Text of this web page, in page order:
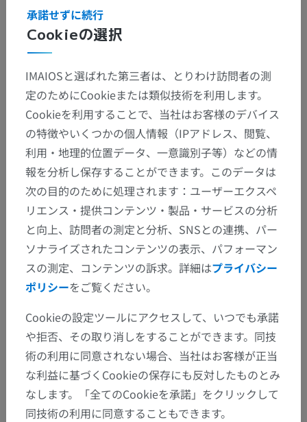
Cookieの選択
承諾せずに続行
IMAIOSと選ばれた第三者は、とりわけ訪問者の測
定のためにCookieまたは類似技術を利用します。
Cookieを利用することで、当社はお客様のデバイス
の特徴やいくつかの個人情報（IPアドレス、閲覧、
利用・地理的位置データ、一意識別子等）などの情
報を分析し保存することができます。このデータは
次の目的のために処理されます：ユーザーエクスペ
リエンス・提供コンテンツ・製品・サービスの分析
と向上、訪問者の測定と分析、SNSとの連携、パー
ソナライズされたコンテンツの表示、パフォーマン
スの測定、コンテンツの訴求。詳細はプライバシー
ポリシーをご覧ください。
Cookieの設定ツールにアクセスして、いつでも承諾
や拒否、その取り消しをすることができます。同技
術の利用に同意されない場合、当社はお客様が正当
な利益に基づくCookieの保存にも反対したものとみ
なします。「全てのCookieを承諾」をクリックして
同技術の利用に同意することもできます。